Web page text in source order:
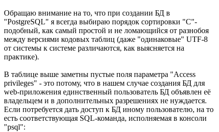
Обращаю внимание на то, что при создании БД в
"PostgreSQL" я всегда выбираю порядок сортировки "C"-
подобный, как самый простой и не ломающийся от разнобоя
между версиями кодовых таблиц (даже "одинаковые" UTF-8
от системы к системе различаются, как выясняется на
практике).
В таблице выше заметны пустые поля параметра "Access
privileges" - это потому, что в нашем случае создания БД для
web-приложения единственный пользователь БД объявлен её
владельцем и в дополнительных разрешениях не нуждается.
Если потребуется дать доступ к БД иному пользователю, на то
есть соответствующая SQL-команда, исполняемая в консоли
"psql":